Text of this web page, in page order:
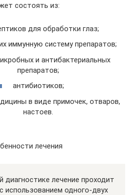
состоять из:
для обработки глаз;
иммунную систему препаратов;
и антибактериальных
препаратов;
антибиотиков;
в виде примочек, отваров,
настоев.
лечения
диагностике лечение проходит
использованием одного-двух